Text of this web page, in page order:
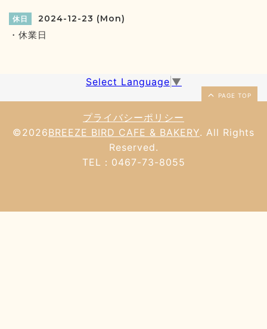
休日 2024-12-23 (Mon)
・休業日
Select Language ▼
PAGE TOP
プライバシーポリシー
©2026BREEZE BIRD CAFE & BAKERY. All Rights
Reserved.
TEL：0467-73-8055